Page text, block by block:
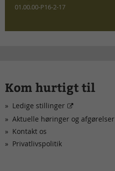
01.00.00-P16-2-17
Kom hurtigt til
Ledige stillinger
Aktuelle høringer og afgørelser
Kontakt os
Privatlivspolitik